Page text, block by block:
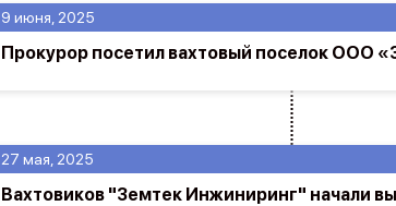
27 мая, 2025
Вахтовиков "Земтек Инжиниринг" начали
9 июня, 2025
Прокурор посетил вахтовый поселок ООО